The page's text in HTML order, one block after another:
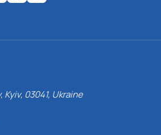
Kyiv, 03041, Ukraine